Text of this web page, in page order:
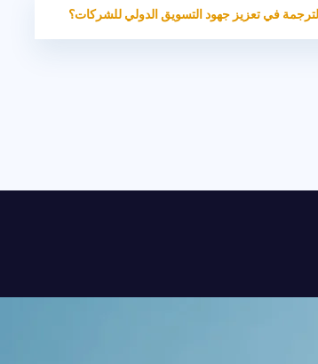
في تعزيز جهود التسويق الدولي للشركات؟